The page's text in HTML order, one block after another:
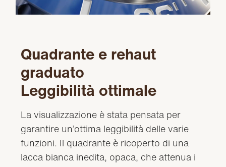
Video
Quadrante e rehaut
graduato
Leggibilità ottimale
La visualizzazione è stata pensata per
garantire un’ottima leggibilità delle varie
funzioni. Il quadrante è ricoperto di una
lacca bianca inedita, opaca, che attenua i